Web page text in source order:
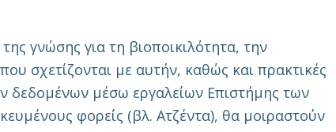
γνώσης για τη βιοποικιλότητα, την
σχετίζονται με αυτήν, καθώς και πρακτικές
δεδομένων μέσω εργαλείων Επιστήμης των
φορείς (βλ. Ατζέντα), θα μοιραστούν